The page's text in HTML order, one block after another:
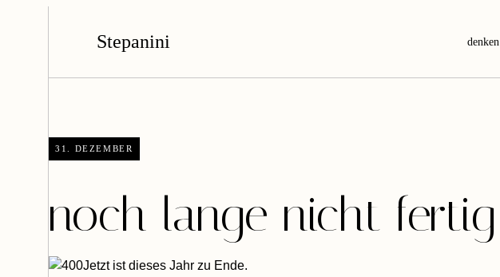
Stepanini denken
31. DEZEMBER
noch lange nicht fertig
Jetzt ist dieses Jahr zu Ende.